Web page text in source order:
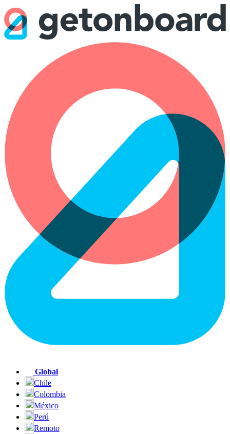
Global
Chile
Colombia
México
Perú
Remoto